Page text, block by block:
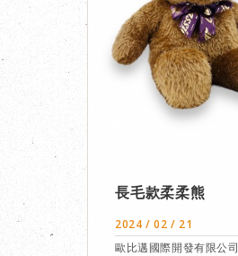
長毛款柔柔熊
2024 / 02 / 21
歐比邁國際開發有限公司